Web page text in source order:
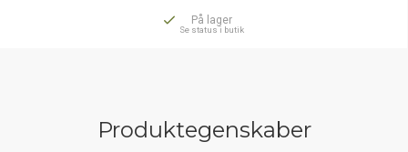
På lager
Se status i butik
Produktegenskaber